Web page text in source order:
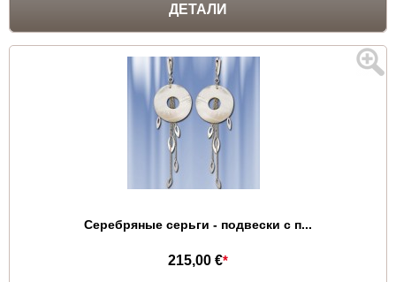
ДЕТАЛИ
Серебряные серьги - подвески с п...
215,00 €*